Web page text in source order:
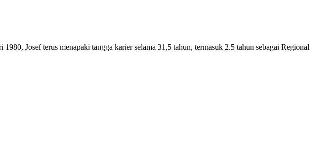
Josef terus menapaki tangga karier selama 31,5 tahun, termasuk 2.5 tahun sebagai Regional